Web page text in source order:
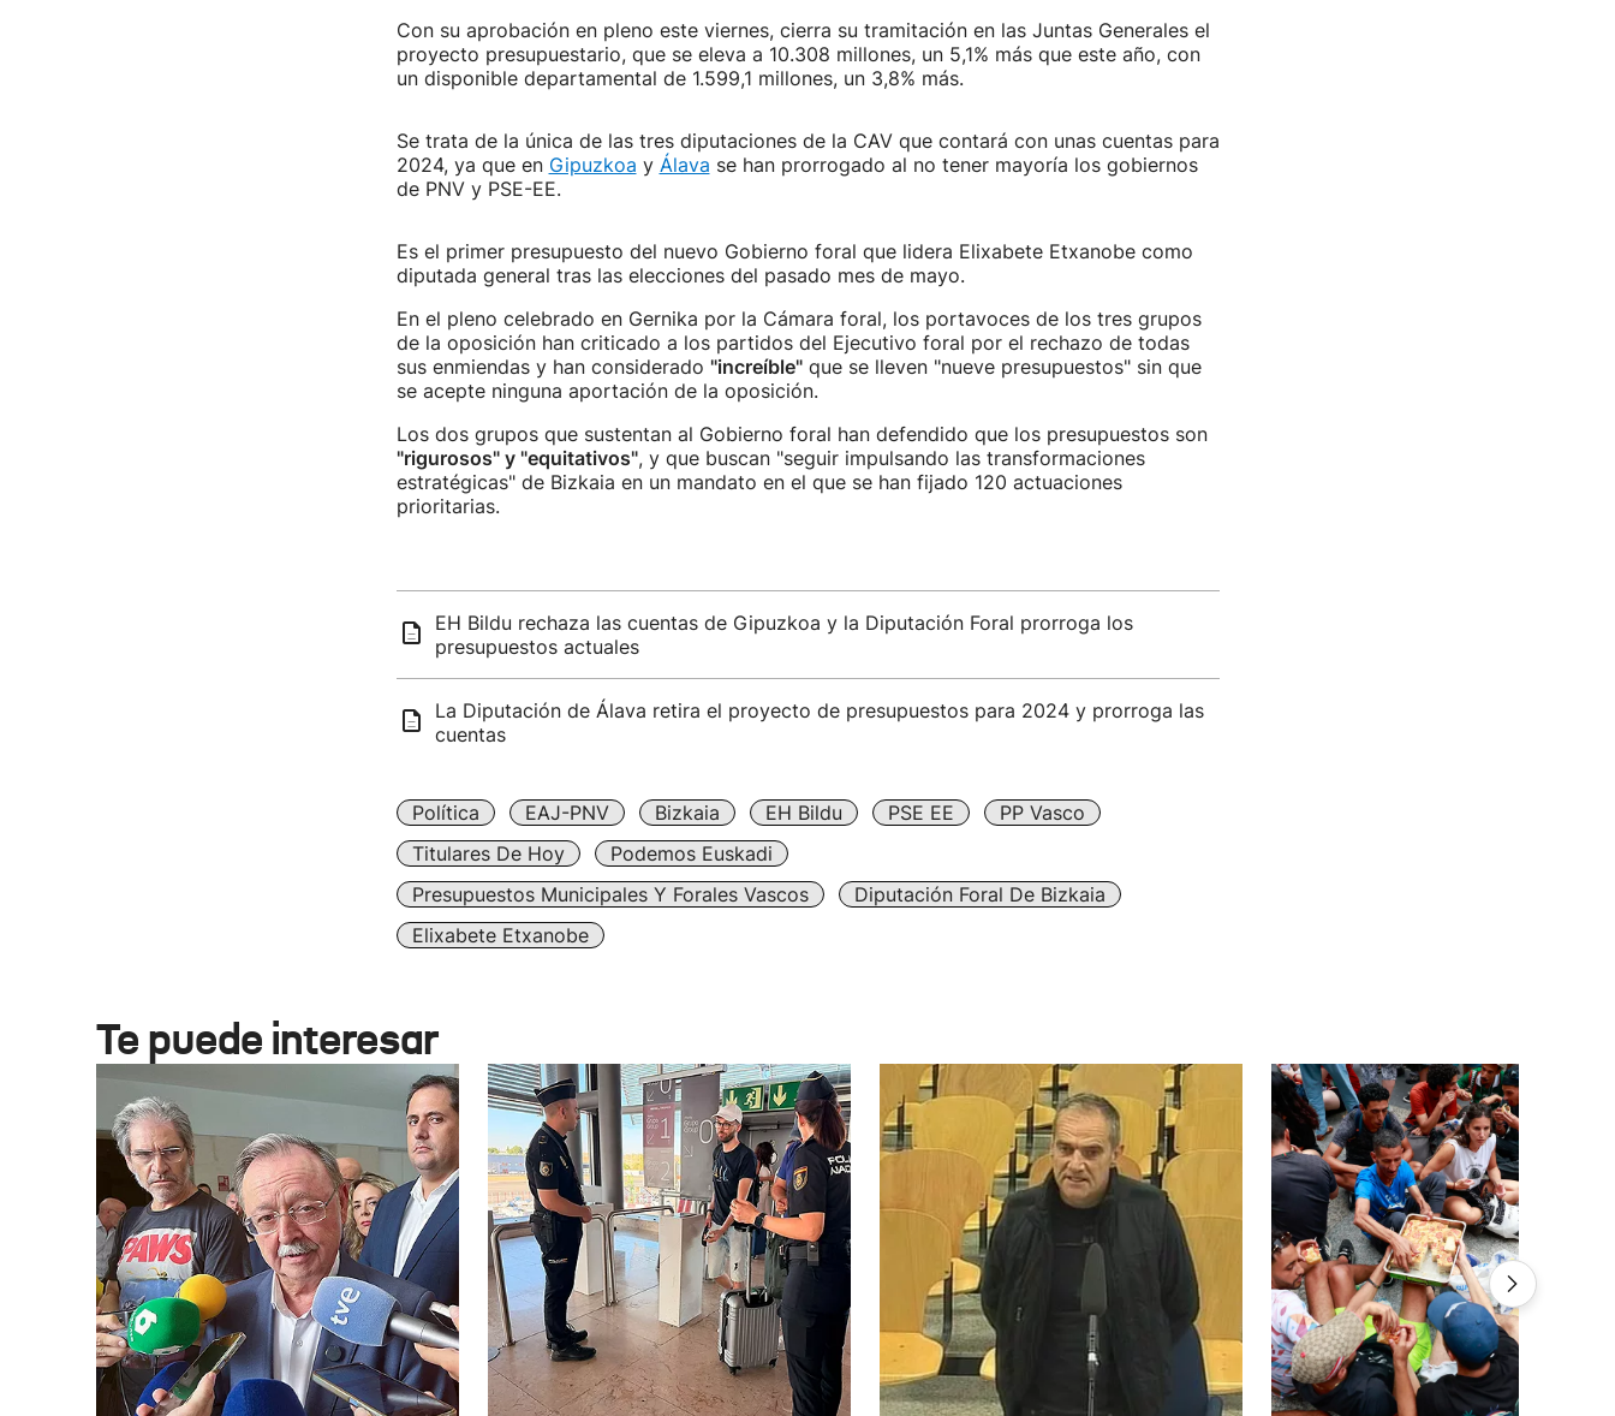
Con su aprobación en pleno este viernes, cierra su tramitación en las Juntas Generales el
proyecto presupuestario, que se eleva a 10.308 millones, un 5,1% más que este año, con
un disponible departamental de 1.599,1 millones, un 3,8% más.
Se trata de la única de las tres diputaciones de la CAV que contará con unas cuentas para
2024, ya que en Gipuzkoa y Álava se han prorrogado al no tener mayoría los gobiernos
de PNV y PSE-EE.
Es el primer presupuesto del nuevo Gobierno foral que lidera Elixabete Etxanobe como
diputada general tras las elecciones del pasado mes de mayo.
En el pleno celebrado en Gernika por la Cámara foral, los portavoces de los tres grupos
de la oposición han criticado a los partidos del Ejecutivo foral por el rechazo de todas
sus enmiendas y han considerado "increíble"que se lleven "nueve presupuestos" sin que
se acepte ninguna aportación de la oposición.
Los dos grupos que sustentan al Gobierno foral han defendido que los presupuestos son
"rigurosos" y "equitativos", y que buscan "seguir impulsando las transformaciones
estratégicas" de Bizkaia en un mandato en el que se han fijado 120 actuaciones
prioritarias.
EH Bildu rechaza las cuentas de Gipuzkoa y la Diputación Foral prorroga los
presupuestos actuales
La Diputación de Álava retira el proyecto de presupuestos para 2024 y prorroga las
cuentas
Política EAJ-PNV Bizkaia EH Bildu PSE EE
PP Vasco
Titulares De Hoy
Podemos Euskadi
Presupuestos Municipales Y Forales Vascos
Diputación Foral De Bizkaia
Elixabete Etxanobe
Te puede interesar